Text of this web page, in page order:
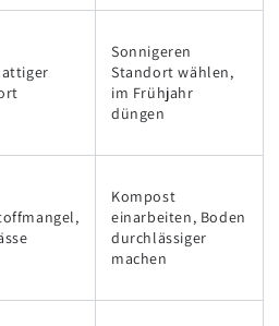
Sonnigeren
Standort wählen,
im Frühjahr
düngen
Kompost
einarbeiten, Boden
durchlässiger
machen